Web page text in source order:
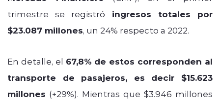
trimestre se registró ingresos totales por
$23.087 millones, un 24% respecto a 2022.
En detalle, el 67,8% de estos corresponden al
transporte de pasajeros, es decir $15.623
millones (+29%). Mientras que $3.946 millones